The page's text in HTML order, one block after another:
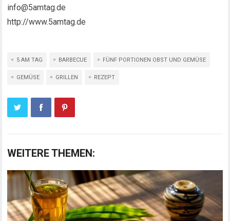
info@5amtag.de
http://www.5amtag.de
5 AM TAG BARBECUE FÜNF PORTIONEN OBST UND GEMÜSE
GEMÜSE GRILLEN REZEPT
WEITERE THEMEN: